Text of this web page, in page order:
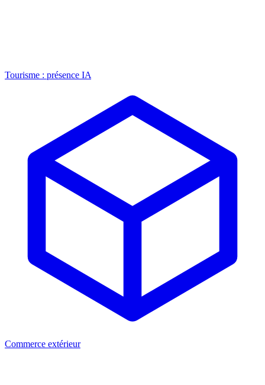
Tourisme : présence IA
Commerce extérieur